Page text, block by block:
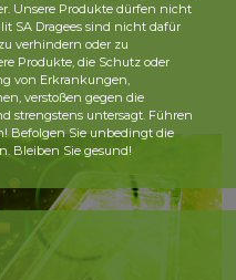
Unsere Produkte dürfen nicht
SA Dragees sind nicht dafür
verhindern oder zu
Produkte, die Schutz oder
von Erkrankungen,
verstoßen gegen die
strengstens untersagt. Führen
Befolgen Sie unbedingt die
Bleiben Sie gesund!